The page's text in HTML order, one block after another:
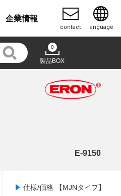
企業情報
contact language
0
製品BOX
E-9150
仕様/価格 【MJNタイプ】